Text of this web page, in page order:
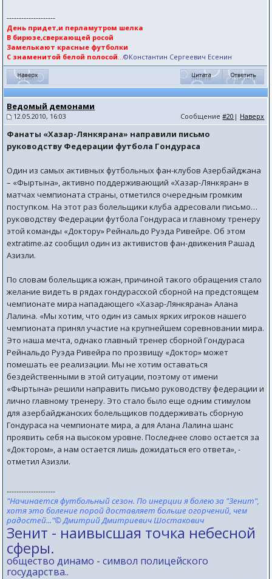
--------------------
День придет,и перламутром шелка
В бирюзе,сверкающей росой
Замелькают красные футболки
С знаменитой белой полосой...©Константин Сергеевич Есенин
Ведомый демонами
12.05.2010, 16:03 Сообщение#20 | Наверх
Фанаты «Хазар-Лянкярана» направили письмо
руководству Федерации футбола Гондураса
Один из самых активных футбольных фан-клубов Азербайджана
– «Фыртына», активно поддерживающий «Хазар-Лянкяран» в
матчах чемпионата страны, отметился очередным громким
поступком. На этот раз болельщики клуба адресовали письмо…
руководству Федерации футбола Гондураса и главному тренеру
этой команды «Доктору» Рейнальдо Руэда Ривейре. Об этом
extratime.az сообщил один из активистов фан-движения Рашад
Азизли.
По словам болельщика южан, причиной такого обращения стало
желание видеть в рядах гондурасской сборной на предстоящем
чемпионате мира нападающего «Хазар-Лянкярана» Алана
Лалина. «Мы хотим, что один из самых ярких игроков нашего
чемпионата принял участие на крупнейшем соревновании мира.
Это наша мечта, однако главный тренер сборной Гондураса
Рейнальдо Руэда Ривейра по прозвищу «Доктор» может
помешать ее реализации. Мы не хотим оставаться
бездейственными в этой ситуации, поэтому от имени
«Фыртына» решили направить письмо руководству федерации и
лично главному тренеру. Это стало было еще одним стимулом
для азербайджанских болельщиков поддерживать сборную
Гондураса на чемпионате мира, а для Алана Лалина шанс
проявить себя на высоком уровне. Последнее слово остается за
«Доктором», а нам остается лишь дожидаться его ответа», -
отметил Азизли.
--------------------
"Начинается футбольный сезон. По инерции я болею за "Зенит",
хотя это боление порой доставляет больше огорчений, чем
радостей..."© Дмитрий Дмитриевич Шостакович
Зенит - наивысшая точка небесной
сферы.
общество динамо - символ полицейского
государства..